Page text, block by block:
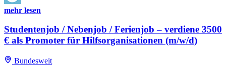
mehr lesen
Studentenjob / Nebenjob / Ferienjob – verdiene 3500
€ als Promoter für Hilfsorganisationen (m/w/d)
Bundesweit